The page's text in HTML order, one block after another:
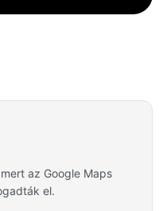
az Google Maps
el.